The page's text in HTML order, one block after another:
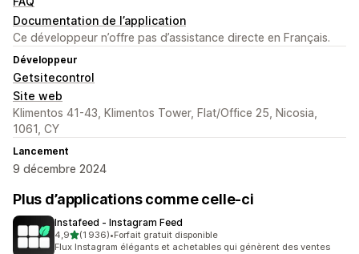
Documentation de l’application
Ce développeur n’offre pas d’assistance directe en Français.
Développeur
Getsitecontrol
Site web
Klimentos 41-43, Klimentos Tower, Flat/Office 25, Nicosia,
1061, CY
Lancement
9 décembre 2024
Plus d’applications comme celle-ci
Instafeed ‑ Instagram Feed
4,9étoile(s) sur 5
(1 936)
1936 avis au total
•Forfait gratuit disponible
Flux Instagram élégants et achetables qui génèrent des ventes